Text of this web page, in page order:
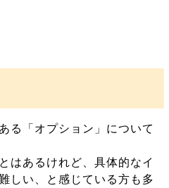
る「オプション」について
はあるけれど、具体的なイ
しい、と感じている方も多